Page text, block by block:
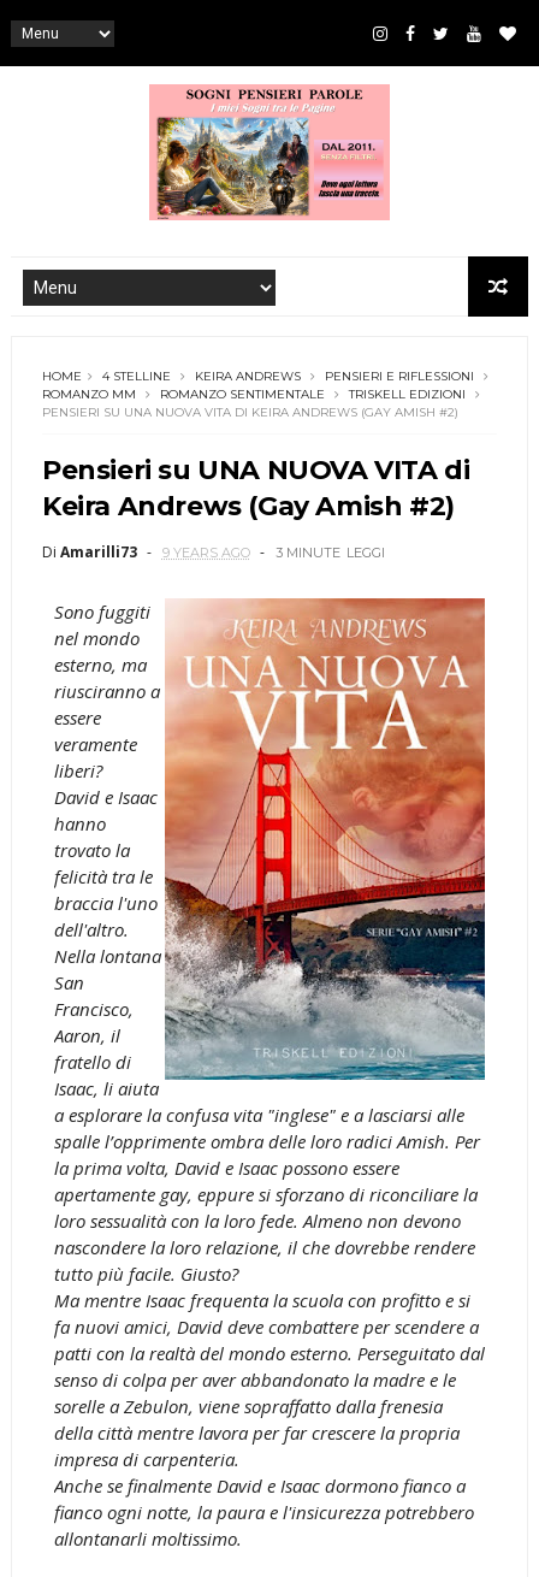
HOME 4 STELLINE KEIRA ANDREWS
PENSIERI E RIFLESSIONI
ROMANZO MM
ROMANZO SENTIMENTALE
TRISKELL EDIZIONI
PENSIERI SU UNA NUOVA VITA DI KEIRA ANDREWS (GAY AMISH #2)
Pensieri su UNA NUOVA VITA di
Keira Andrews (Gay Amish #2)
Di Amarilli73 9 YEARS AGO 3 MINUTE LEGGI
Sono fuggiti
nel mondo
esterno, ma
riusciranno a
essere
veramente
liberi?
David e Isaac
hanno
trovato la
felicità tra le
braccia l'uno
dell'altro.
Nella lontana
San
Francisco,
Aaron, il
fratello di
Isaac, li aiuta
a esplorare la confusa vita "inglese" e a lasciarsi alle
spalle l’opprimente ombra delle loro radici Amish. Per
la prima volta, David e Isaac possono essere
apertamente gay, eppure si sforzano di riconciliare la
loro sessualità con la loro fede. Almeno non devono
nascondere la loro relazione, il che dovrebbe rendere
tutto più facile. Giusto?
Ma mentre Isaac frequenta la scuola con profitto e si
fa nuovi amici, David deve combattere per scendere a
patti con la realtà del mondo esterno. Perseguitato dal
senso di colpa per aver abbandonato la madre e le
sorelle a Zebulon, viene sopraffatto dalla frenesia
della città mentre lavora per far crescere la propria
impresa di carpenteria.
Anche se finalmente David e Isaac dormono fianco a
fianco ogni notte, la paura e l'insicurezza potrebbero
allontanarli moltissimo.